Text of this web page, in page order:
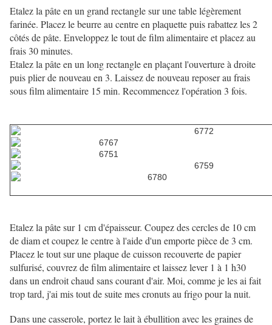
Etalez la pâte en un grand rectangle sur une table légèrement
farinée. Placez le beurre au centre en plaquette puis rabattez les 2
côtés de pâte. Enveloppez le tout de film alimentaire et placez au
frais 30 minutes.
Etalez la pâte en un long rectangle en plaçant l'ouverture à droite
puis plier de nouveau en 3. Laissez de nouveau reposer au frais
sous film alimentaire 15 min. Recommencez l'opération 3 fois.
Etalez la pâte sur 1 cm d'épaisseur. Coupez des cercles de 10 cm
de diam et coupez le centre à l'aide d'un emporte pièce de 3 cm.
Placez le tout sur une plaque de cuisson recouverte de papier
sulfurisé, couvrez de film alimentaire et laissez lever 1 à 1 h30
dans un endroit chaud sans courant d'air. Moi, comme je les ai fait
trop tard, j'ai mis tout de suite mes cronuts au frigo pour la nuit.
Dans une casserole, portez le lait à ébullition avec les graines de